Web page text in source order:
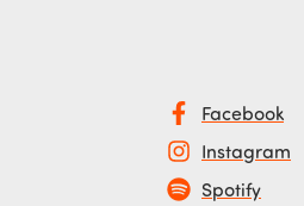
Facebook
Instagram
Spotify